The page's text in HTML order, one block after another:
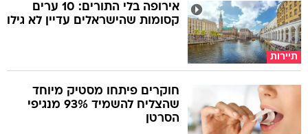
תיירות
אירופה בלי התורים: 10 ערים
קסומות שהישראלים עדיין לא גילו
חוקרים פיתחו מסטיק מיוחד
שהצליח להשמיד 93% מנגיפי
הסרטן